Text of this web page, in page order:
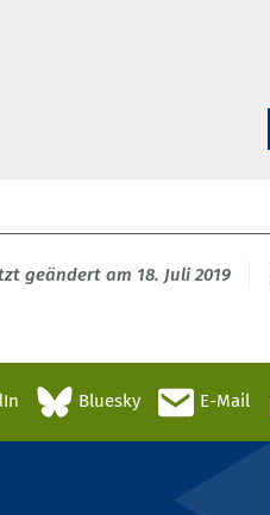
geändert am 18. Juli 2019
Bluesky E-Mail